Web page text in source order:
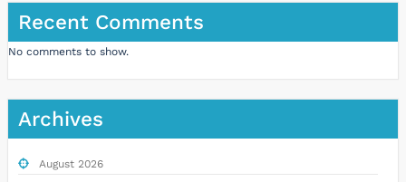
Recent Comments
No comments to show.
Archives
August 2026